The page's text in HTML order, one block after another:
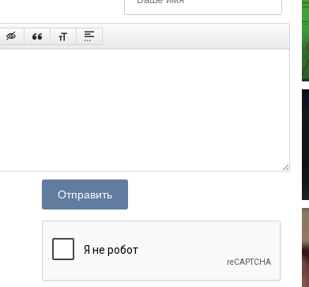
Отправить